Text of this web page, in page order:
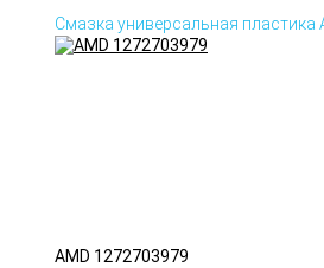
Смазка универсальная пластика
AMD 1272703979